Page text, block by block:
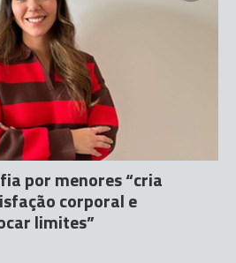
por menores “cria
corporal e
limites”